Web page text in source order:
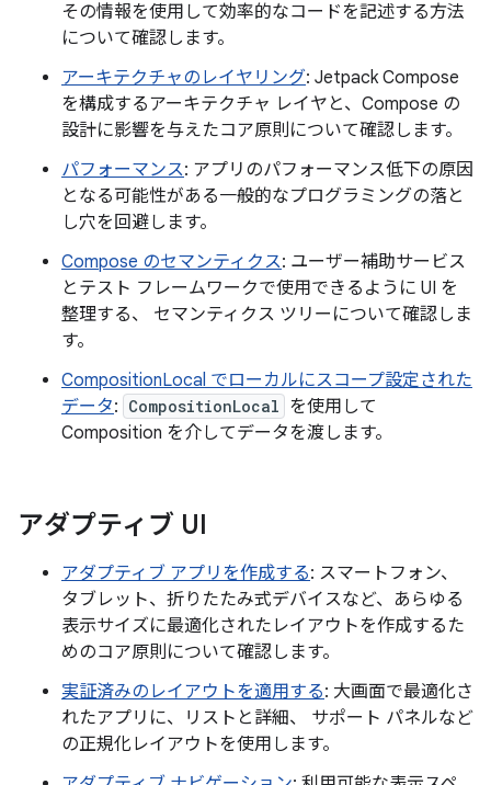
その情報を使用して効率的なコードを記述する方法
について確認します。
アーキテクチャのレイヤリング: Jetpack Compose
を構成するアーキテクチャ レイヤと、Compose の
設計に影響を与えたコア原則について確認します。
パフォーマンス: アプリのパフォーマンス低下の原因
となる可能性がある一般的なプログラミングの落と
し穴を回避します。
Compose のセマンティクス: ユーザー補助サービス
とテスト フレームワークで使用できるように UI を
整理する、 セマンティクス ツリーについて確認しま
す。
CompositionLocal でローカルにスコープ設定された
データ: CompositionLocal を使用して
Composition を介してデータを渡します。
アダプティブ UI
アダプティブ アプリを作成する: スマートフォン、
タブレット、折りたたみ式デバイスなど、あらゆる
表示サイズに最適化されたレイアウトを作成するた
めのコア原則について確認します。
実証済みのレイアウトを適用する: 大画面で最適化さ
れたアプリに、リストと詳細、 サポート パネルなど
の正規化レイアウトを使用します。